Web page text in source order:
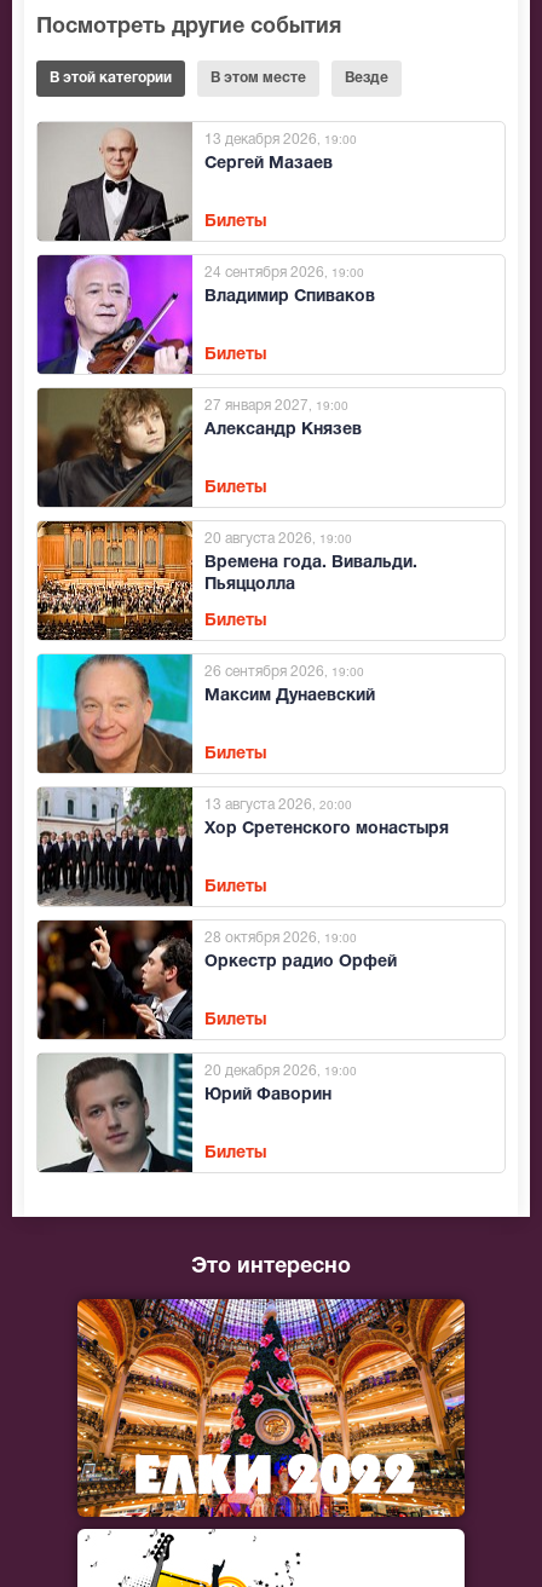
Посмотреть другие события
В этой категории В этом месте Везде
Сергей Мазаев
13 декабря 2026 , 19:00
Билеты
Владимир Спиваков
24 сентября 2026 , 19:00
Билеты
Александр Князев
27 января 2027 , 19:00
Билеты
Времена года. Вивальди.
Пьяццолла
20 августа 2026 , 19:00
Билеты
Максим Дунаевский
26 сентября 2026 , 19:00
Билеты
Хор Сретенского монастыря
13 августа 2026 , 20:00
Билеты
Оркестр радио Орфей
28 октября 2026 , 19:00
Билеты
Юрий Фаворин
20 декабря 2026 , 19:00
Билеты
Это интересно